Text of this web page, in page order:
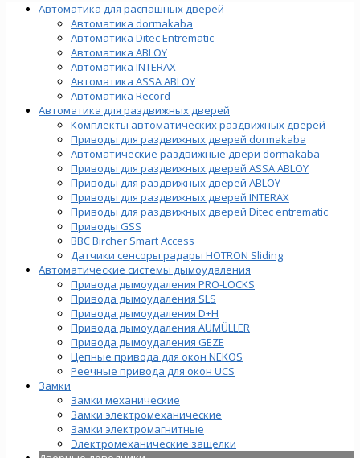
Автоматика для распашных дверей
Автоматика dormakaba
Автоматика Ditec Entrematic
Автоматика ABLOY
Автоматика INTERAX
Автоматика ASSA ABLOY
Автоматика Record
Автоматика для раздвижных дверей
Комплекты автоматических раздвижных дверей
Приводы для раздвижных дверей dormakaba
Автоматические раздвижные двери dormakaba
Приводы для раздвижных дверей ASSA ABLOY
Приводы для раздвижных дверей ABLOY
Приводы для раздвижных дверей INTERAX
Приводы для раздвижных дверей Ditec entrematic
Приводы GSS
BBC Bircher Smart Access
Датчики сенсоры радары HOTRON Sliding
Автоматические системы дымоудаления
Привода дымоудаления PRO-LOCKS
Привода дымоудаления SLS
Привода дымоудаления D+H
Привода дымоудаления AUMÜLLER
Привода дымоудаления GEZE
Цепные привода для окон NEKOS
Реечные привода для окон UСS
Замки
Замки механические
Замки электромеханические
Замки электромагнитные
Электромеханические защелки